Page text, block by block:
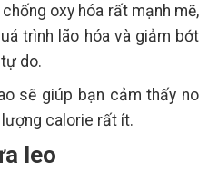
oxy hóa rất mạnh mẽ,
trình lão hóa và giảm bớt
do.
sẽ giúp bạn cảm thấy no
calorie rất ít.
leo